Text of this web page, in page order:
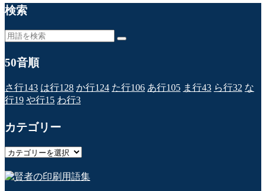
検索
50音順
さ行143 は行128 か行124 た行106 あ行105 ま行43 ら行32 な
行19 や行15 わ行3
カテゴリー
カ
ゴ